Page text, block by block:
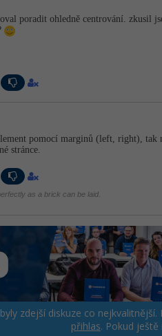
poradit ohledně centrování. zkusil
pomocí marginů (left, right), tak
stránce.
as a brick can be laid.
zdejší diskuze co
přihlas. Pokud